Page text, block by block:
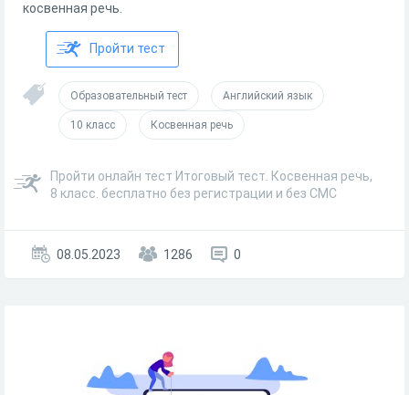
косвенная речь.
Пройти тест
Образовательный тест Английский язык
10 класс Косвенная речь
Пройти онлайн тест Итоговый тест. Косвенная речь,
8 класс. бесплатно без регистрации и без СМС
08.05.2023 1286 0